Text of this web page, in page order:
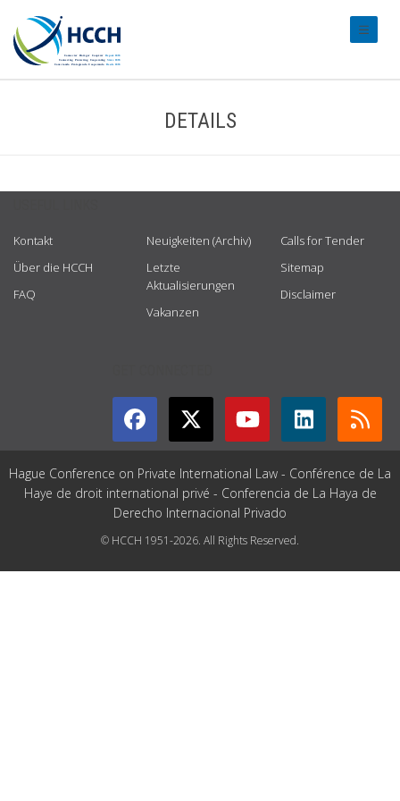
DETAILS
Kontakt
Über die HCCH
FAQ
Neuigkeiten (Archiv)
Letzte
Aktualisierungen
Vakanzen
Calls for Tender
Sitemap
Disclaimer
Hague Conference on Private International Law - Conférence de La
Haye de droit international privé - Conferencia de La Haya de
Derecho Internacional Privado
© HCCH 1951-2026. All Rights Reserved.